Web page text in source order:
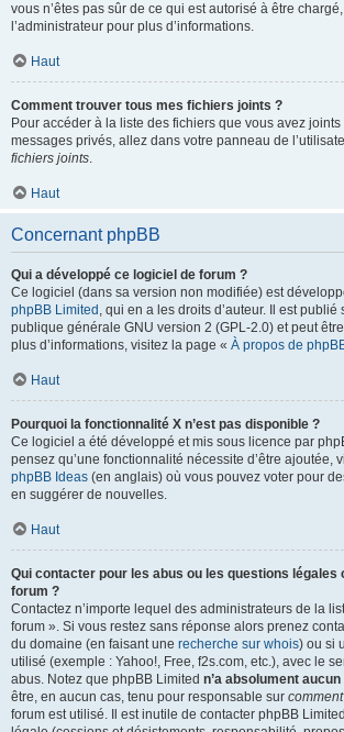
vous n’êtes pas sûr de ce qui est autorisé à être
l’administrateur pour plus d’informations.
Haut
Comment trouver tous mes fichiers joints ?
Pour accéder à la liste des fichiers que vous avez
messages privés, allez dans votre panneau de
fichiers joints.
Haut
Concernant phpBB
Qui a développé ce logiciel de forum ?
Ce logiciel (dans sa version non modifiée) est
phpBB Limited , qui en a les droits d’auteur. Il est publié
publique générale GNU version 2 (GPL-2.0) et peut
plus d’informations, visitez la page « À propos de
Haut
Pourquoi la fonctionnalité X n’est pas disponible ?
Ce logiciel a été développé et mis sous licence par
pensez qu’une fonctionnalité nécessite d’être ajoutée,
phpBB Ideas (en anglais) où vous pouvez voter pour
en suggérer de nouvelles.
Haut
Qui contacter pour les abus ou les questions légales
forum ?
Contactez n’importe lequel des administrateurs de la
forum ». Si vous restez sans réponse alors prenez
du domaine (en faisant une recherche sur whois) ou si
utilisé (exemple : Yahoo!, Free, f2s.com, etc.), avec le
abus. Notez que phpBB Limited n’a absolument
être, en aucun cas, tenu pour responsable sur comment
forum est utilisé. Il est inutile de contacter phpBB